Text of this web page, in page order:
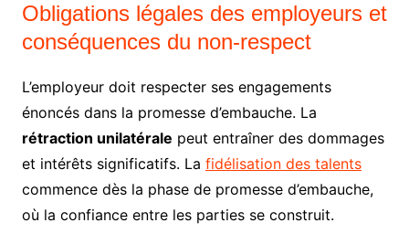
Obligations légales des employeurs et
conséquences du non-respect
L’employeur doit respecter ses engagements
énoncés dans la promesse d’embauche. La
rétraction unilatérale peut entraîner des dommages
et intérêts significatifs. La fidélisation des talents
commence dès la phase de promesse d’embauche,
où la confiance entre les parties se construit.